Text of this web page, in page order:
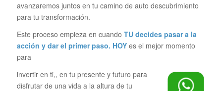
avanzaremos juntos en tu camino de auto descubrimiento
para tu transformación.
Este proceso empieza en cuando TU decides pasar a la
acción y dar el primer paso. HOY es el mejor momento
para
invertir en ti,, en tu presente y futuro para
disfrutar de una vida a la altura de tu